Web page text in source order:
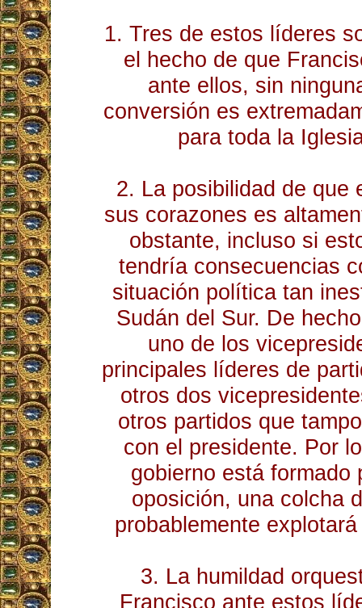
1. Tres de estos líderes
el hecho de que
ante ellos, sin
conversión es
para toda la
2. La posibilidad de que
sus corazones es
obstante, incluso si
tendría consecuencias
situación política tan
Sudán del Sur. De
uno de los
principales líderes de
otros dos
otros partidos que
con el presidente. Por
gobierno está formado
oposición, una colcha
probablemente
3. La humildad
Francisco ante estos